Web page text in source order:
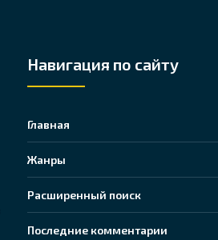
Навигация по сайту
Главная
Жанры
Расширенный поиск
Последние комментарии